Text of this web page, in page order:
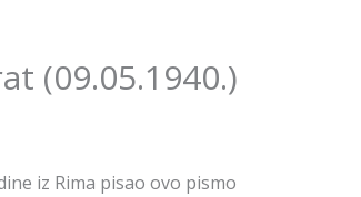
(09.05.1940.)
iz Rima pisao ovo pismo